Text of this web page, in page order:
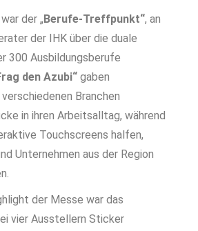
der „Berufe-Treffpunkt“, an
der IHK über die duale
300 Ausbildungsberufe
den Azubi“ gaben
Branchen
in ihren Arbeitsalltag, während
Touchscreens halfen,
Unternehmen aus der Region
der Messe war das
vier Ausstellern Sticker